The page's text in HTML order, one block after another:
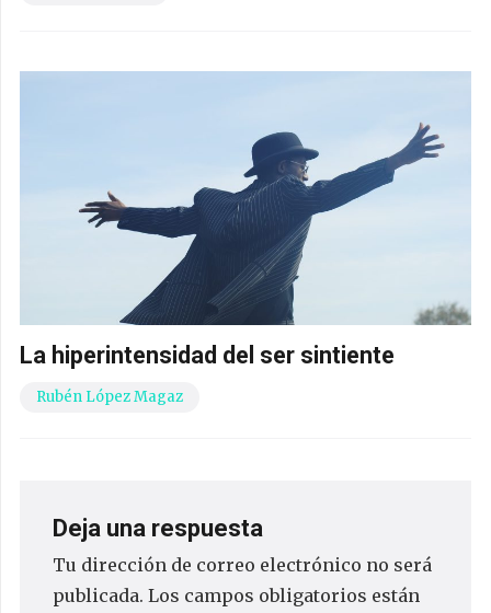
La hiperintensidad del ser sintiente
Rubén López Magaz
Deja una respuesta
Tu dirección de correo electrónico no será
publicada. Los campos obligatorios están